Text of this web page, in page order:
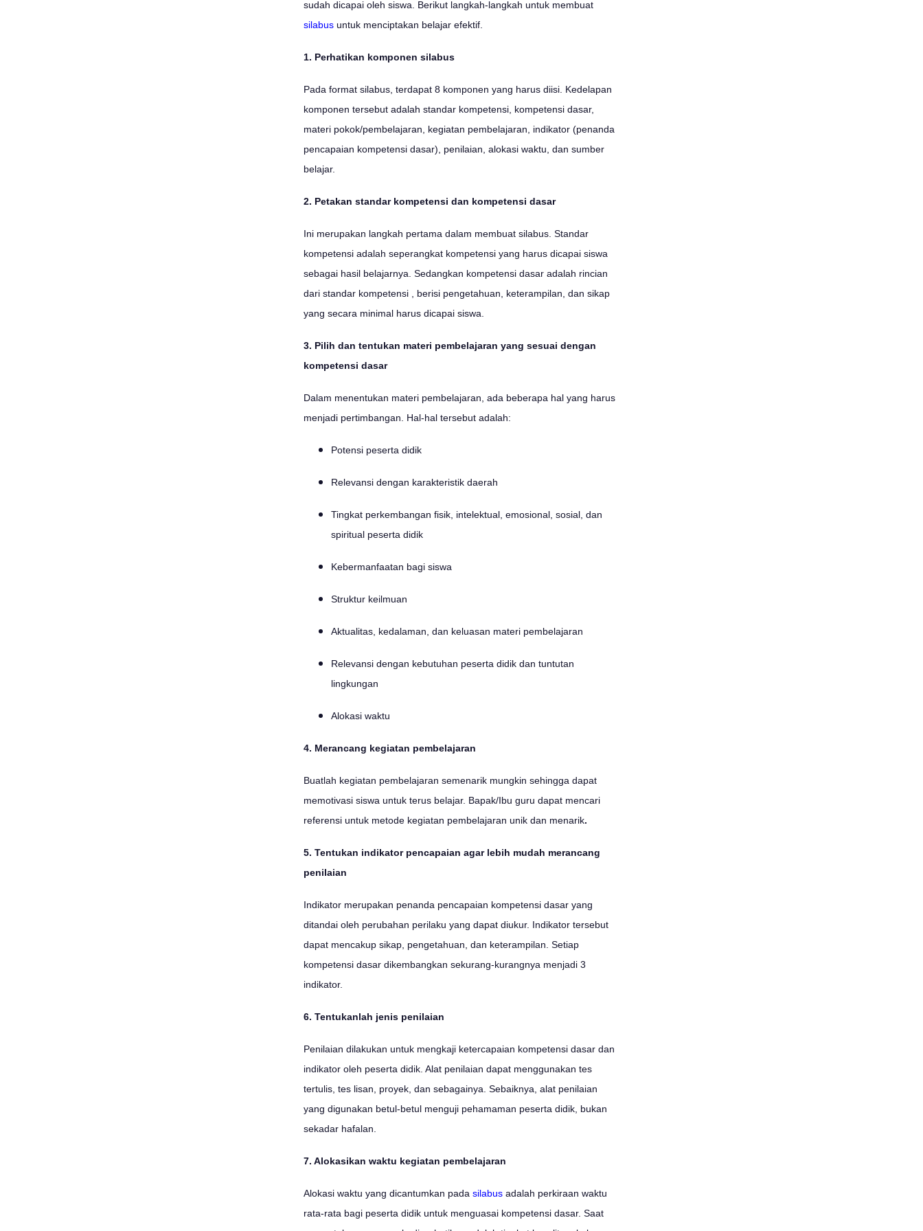
sudah dicapai oleh siswa. Berikut langkah-langkah untuk membuat
silabus untuk menciptakan belajar efektif.
1. Perhatikan komponen silabus
Pada format silabus, terdapat 8 komponen yang harus diisi. Kedelapan
komponen tersebut adalah standar kompetensi, kompetensi dasar,
materi pokok/pembelajaran, kegiatan pembelajaran, indikator (penanda
pencapaian kompetensi dasar), penilaian, alokasi waktu, dan sumber
belajar.
2. Petakan standar kompetensi dan kompetensi dasar
Ini merupakan langkah pertama dalam membuat silabus. Standar
kompetensi adalah seperangkat kompetensi yang harus dicapai siswa
sebagai hasil belajarnya. Sedangkan kompetensi dasar adalah rincian
dari standar kompetensi , berisi pengetahuan, keterampilan, dan sikap
yang secara minimal harus dicapai siswa.
3. Pilih dan tentukan materi pembelajaran yang sesuai dengan
kompetensi dasar
Dalam menentukan materi pembelajaran, ada beberapa hal yang harus
menjadi pertimbangan. Hal-hal tersebut adalah:
Potensi peserta didik
Relevansi dengan karakteristik daerah
Tingkat perkembangan fisik, intelektual, emosional, sosial, dan
spiritual peserta didik
Kebermanfaatan bagi siswa
Struktur keilmuan
Aktualitas, kedalaman, dan keluasan materi pembelajaran
Relevansi dengan kebutuhan peserta didik dan tuntutan
lingkungan
Alokasi waktu
4. Merancang kegiatan pembelajaran
Buatlah kegiatan pembelajaran semenarik mungkin sehingga dapat
memotivasi siswa untuk terus belajar. Bapak/Ibu guru dapat mencari
referensi untuk metode kegiatan pembelajaran unik dan menarik.
5. Tentukan indikator pencapaian agar lebih mudah merancang
penilaian
Indikator merupakan penanda pencapaian kompetensi dasar yang
ditandai oleh perubahan perilaku yang dapat diukur. Indikator tersebut
dapat mencakup sikap, pengetahuan, dan keterampilan. Setiap
kompetensi dasar dikembangkan sekurang-kurangnya menjadi 3
indikator.
6. Tentukanlah jenis penilaian
Penilaian dilakukan untuk mengkaji ketercapaian kompetensi dasar dan
indikator oleh peserta didik. Alat penilaian dapat menggunakan tes
tertulis, tes lisan, proyek, dan sebagainya. Sebaiknya, alat penilaian
yang digunakan betul-betul menguji pehamaman peserta didik, bukan
sekadar hafalan.
7. Alokasikan waktu kegiatan pembelajaran
Alokasi waktu yang dicantumkan pada silabus adalah perkiraan waktu
rata-rata bagi peserta didik untuk menguasai kompetensi dasar. Saat